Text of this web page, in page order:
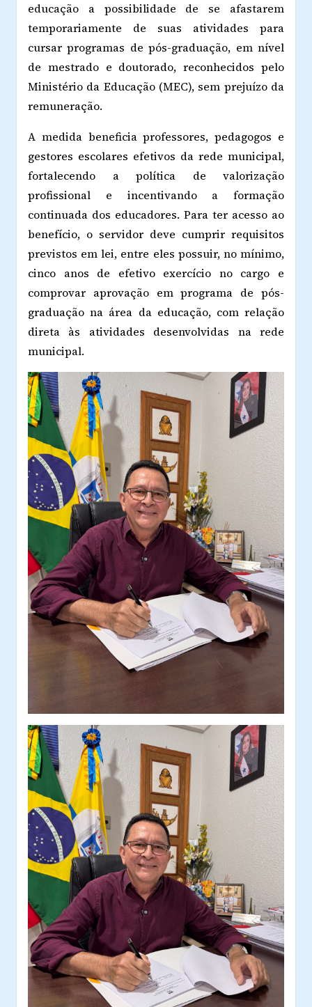
educação a possibilidade de se afastarem
temporariamente de suas atividades para
cursar programas de pós-graduação, em nível
de mestrado e doutorado, reconhecidos pelo
Ministério da Educação (MEC), sem prejuízo da
remuneração.
A medida beneficia professores, pedagogos e
gestores escolares efetivos da rede municipal,
fortalecendo a política de valorização
profissional e incentivando a formação
continuada dos educadores. Para ter acesso ao
benefício, o servidor deve cumprir requisitos
previstos em lei, entre eles possuir, no mínimo,
cinco anos de efetivo exercício no cargo e
comprovar aprovação em programa de pós-
graduação na área da educação, com relação
direta às atividades desenvolvidas na rede
municipal.